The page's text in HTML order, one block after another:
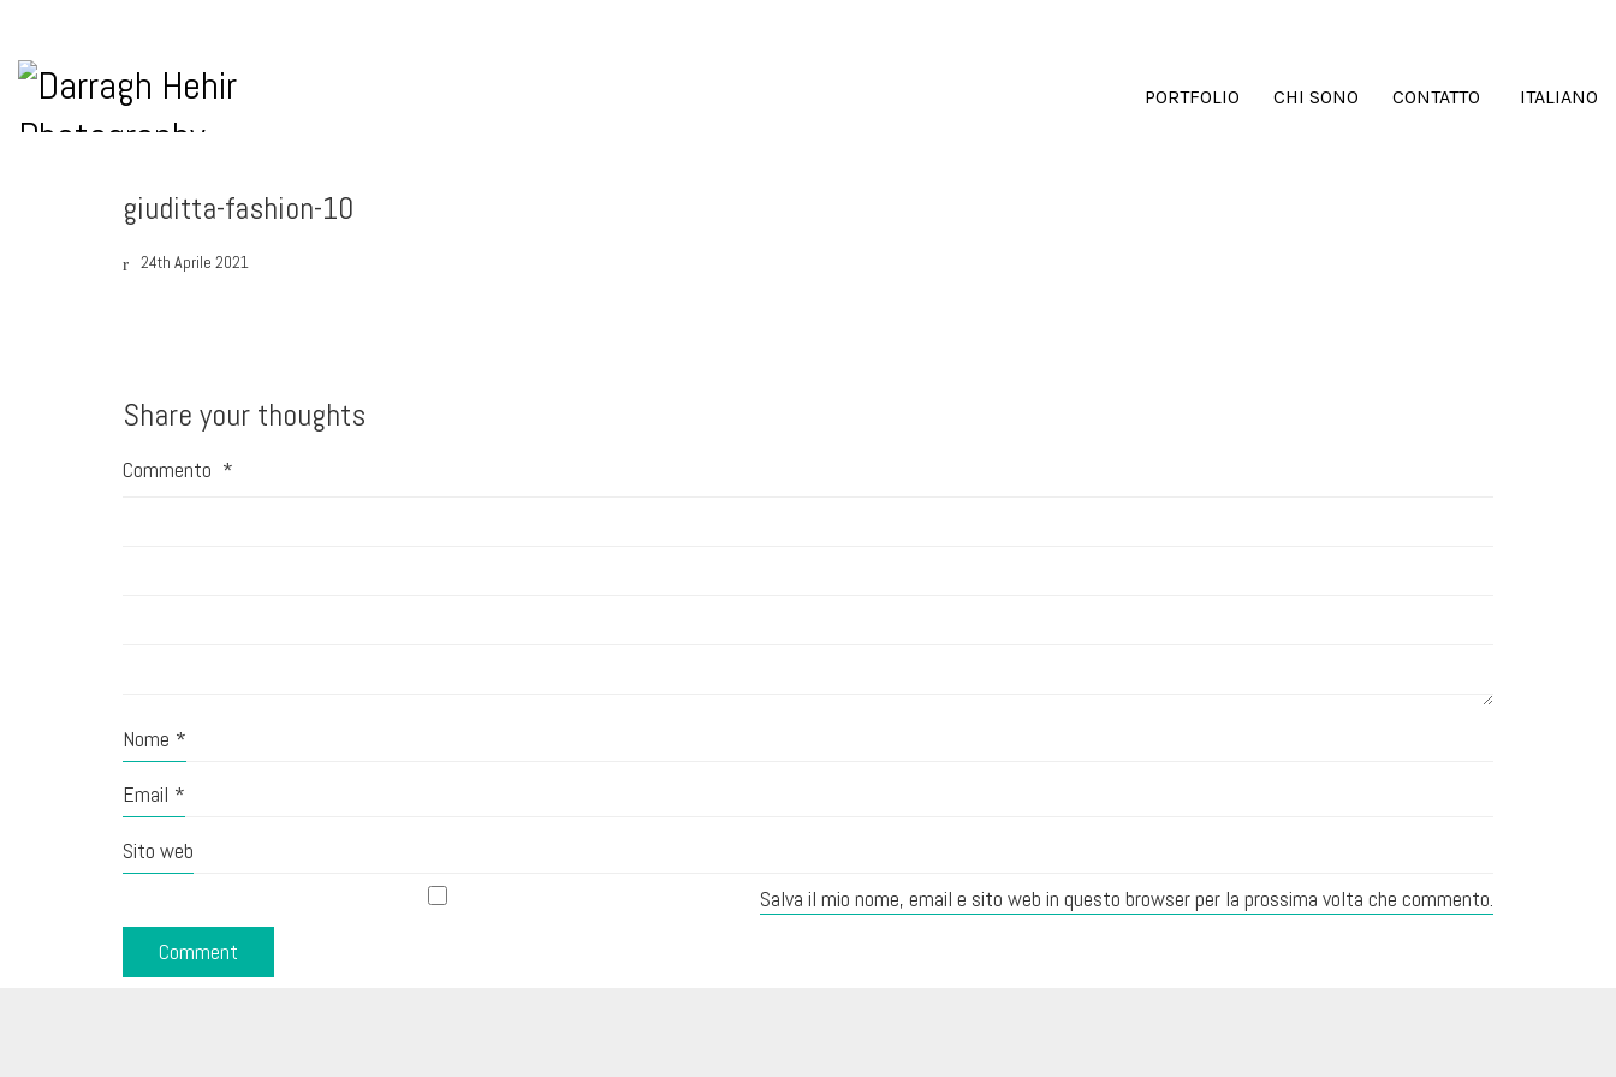
PORTFOLIO CHI SONO CONTATTO ITALIANO
giuditta-fashion-10
24th Aprile 2021
Share your thoughts
Commento *
Nome *
Email *
Sito web
Salva il mio nome, email e sito web in questo browser per la prossima volta che commento.